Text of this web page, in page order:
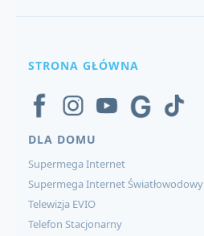
STRONA GŁÓWNA
DLA DOMU
Supermega Internet
Supermega Internet Światłowodowy
Telewizja EVIO
Telefon Stacjonarny